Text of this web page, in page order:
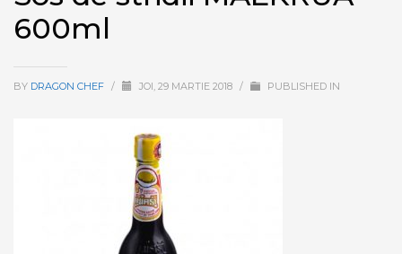
600ml
BY DRAGON CHEF / JOI, 29 MARTIE 2018 / PUBLISHED IN